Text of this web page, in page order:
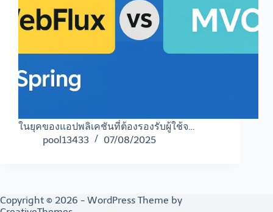
ในยุคของแอปพลิเคชันที่ต้องรองรับผู้ใช้จ…
pool13433
07/08/2025
Copyright © 2026 - WordPress Theme by